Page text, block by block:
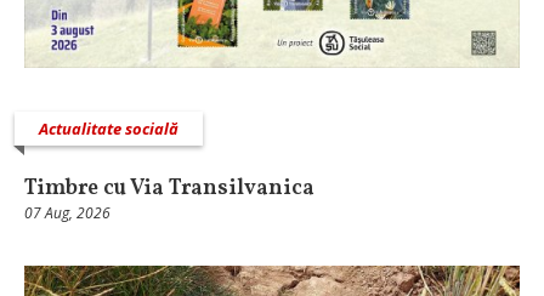
Actualitate socială
Timbre cu Via Transilvanica
07 Aug, 2026